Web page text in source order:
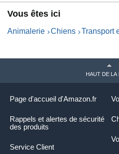
Vous êtes ici
Animalerie Chiens Transport
HAUT DE LA
Page d'accueil d'Amazon.fr
Rappels et alertes de sécurité
des produits
Service Client